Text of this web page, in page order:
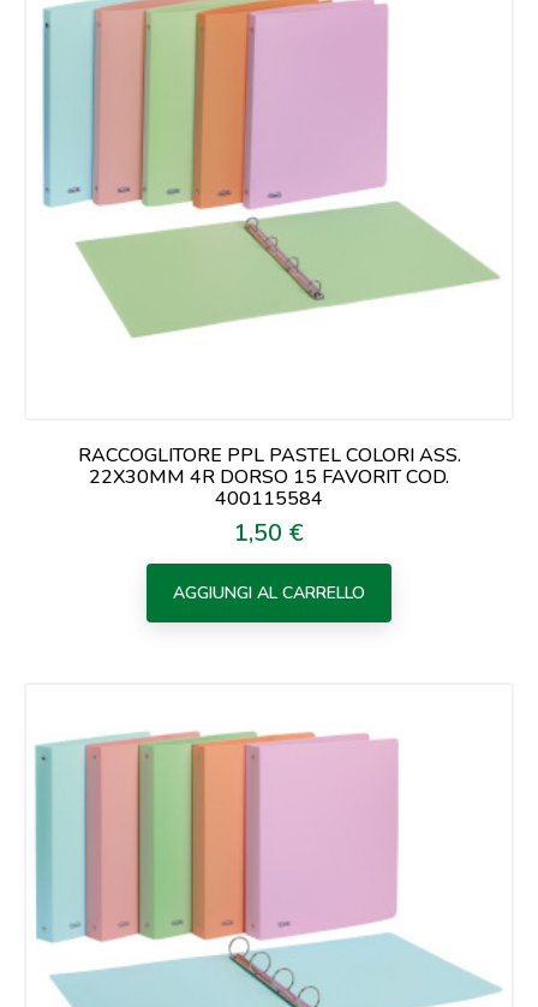
RACCOGLITORE PPL PASTEL COLORI ASS.
22X30MM 4R DORSO 15 FAVORIT COD.
400115584
Prezzo
1,50 €
AGGIUNGI AL CARRELLO